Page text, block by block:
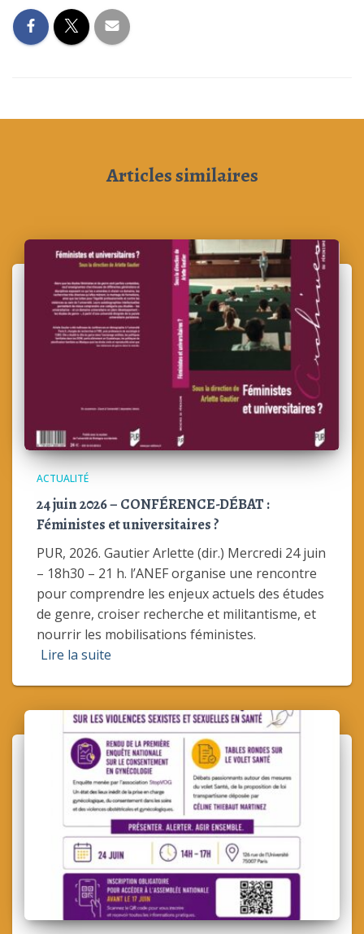
Articles similaires
ACTUALITÉ
24 juin 2026 – CONFÉRENCE-DÉBAT :
Féministes et universitaires ?
PUR, 2026. Gautier Arlette (dir.) Mercredi 24 juin
– 18h30 – 21 h. l’ANEF organise une rencontre
pour comprendre les enjeux actuels des études
de genre, croiser recherche et militantisme, et
nourrir les mobilisations féministes.
Lire la suite